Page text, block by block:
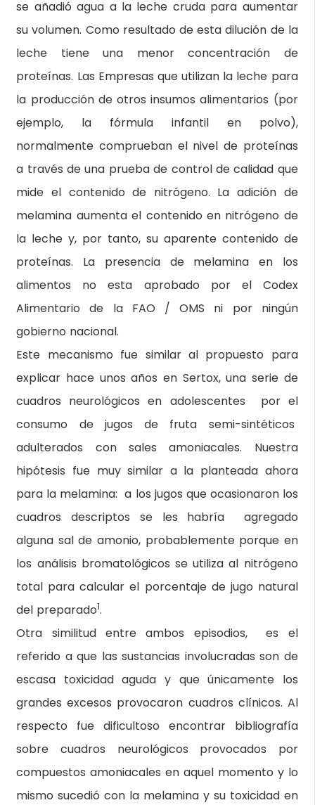
se añadió agua a la leche cruda para aumentar
su volumen. Como resultado de esta dilución de la
leche tiene una menor concentración de
proteínas. Las Empresas que utilizan la leche para
la producción de otros insumos alimentarios (por
ejemplo, la fórmula infantil en polvo),
normalmente comprueban el nivel de proteínas
a través de una prueba de control de calidad que
mide el contenido de nitrógeno. La adición de
melamina aumenta el contenido en nitrógeno de
la leche y, por tanto, su aparente contenido de
proteínas. La presencia de melamina en los
alimentos no esta aprobado por el Codex
Alimentario de la FAO / OMS ni por ningún
gobierno nacional.
Este mecanismo fue similar al propuesto para
explicar hace unos años en Sertox, una serie de
cuadros neurológicos en adolescentes por el
consumo de jugos de fruta semi-sintéticos
adulterados con sales amoniacales. Nuestra
hipótesis fue muy similar a la planteada ahora
para la melamina: a los jugos que ocasionaron los
cuadros descriptos se les habría agregado
alguna sal de amonio, probablemente porque en
los análisis bromatológicos se utiliza al nitrógeno
total para calcular el porcentaje de jugo natural
del preparado1.
Otra similitud entre ambos episodios, es el
referido a que las sustancias involucradas son de
escasa toxicidad aguda y que únicamente los
grandes excesos provocaron cuadros clínicos. Al
respecto fue dificultoso encontrar bibliografía
sobre cuadros neurológicos provocados por
compuestos amoniacales en aquel momento y lo
mismo sucedió con la melamina y su toxicidad en